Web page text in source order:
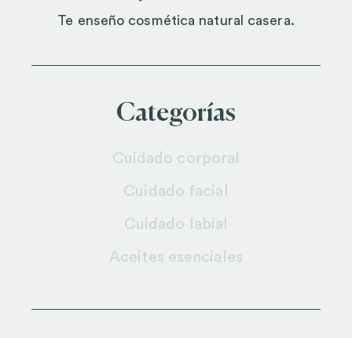
Te enseño cosmética natural casera.
Categorías
Cuidado corporal
Cuidado facial
Cuidado labial
Aceites esenciales